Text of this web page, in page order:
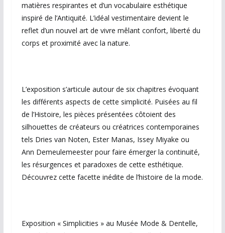
matières respirantes et d’un vocabulaire esthétique
inspiré de l’Antiquité. L’idéal vestimentaire devient le
reflet d’un nouvel art de vivre mêlant confort, liberté du
corps et proximité avec la nature.
L’exposition s’articule autour de six chapitres évoquant
les différents aspects de cette simplicité. Puisées au fil
de l’Histoire, les pièces présentées côtoient des
silhouettes de créateurs ou créatrices contemporaines
tels Dries van Noten, Ester Manas, Issey Miyake ou
Ann Demeulemeester pour faire émerger la continuité,
les résurgences et paradoxes de cette esthétique.
Découvrez cette facette inédite de l’histoire de la mode.
Exposition « Simplicities » au Musée Mode & Dentelle,